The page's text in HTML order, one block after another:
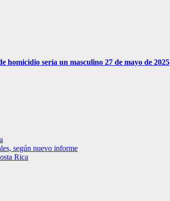
sería un masculino 27 de mayo de 2025
según nuevo informe
Rica